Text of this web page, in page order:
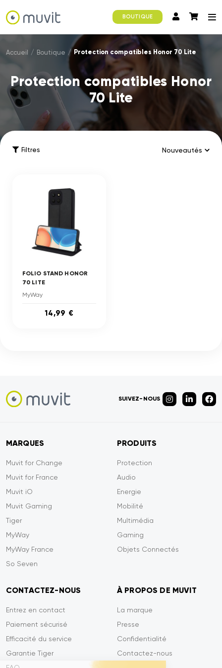
BOUTIQUE
Accueil / Boutique / Protection compatibles Honor 70 Lite
Protection compatibles Honor
70 Lite
Filtres
FOLIO STAND HONOR
70 LITE
MyWay
14,99 €
SUIVEZ-NOUS
MARQUES
Muvit for Change
Muvit for France
Muvit iO
Muvit Gaming
Tiger
MyWay
MyWay France
So Seven
PRODUITS
Protection
Audio
Energie
Mobilité
Multimédia
Gaming
Objets Connectés
CONTACTEZ-NOUS
Entrez en contact
Paiement sécurisé
Efficacité du service
Garantie Tiger
À PROPOS DE MUVIT
La marque
Presse
Confidentialité
Contactez-nous